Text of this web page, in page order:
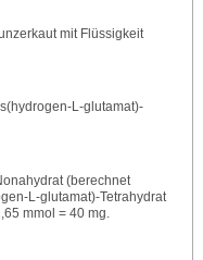
mit Flüssigkeit
L-glutamat)-
(berechnet
L-glutamat)-Tetrahydrat
mmol = 40 mg.